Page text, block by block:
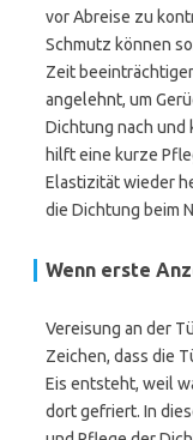
vor Abreise zu
Schmutz können
Zeit
angelehnt, um
Dichtung nach und
hilft eine kurze
Elastizität wieder
die Dichtung beim
Wenn erste
Vereisung an der
Zeichen, dass die
Eis entsteht, weil
dort gefriert. In